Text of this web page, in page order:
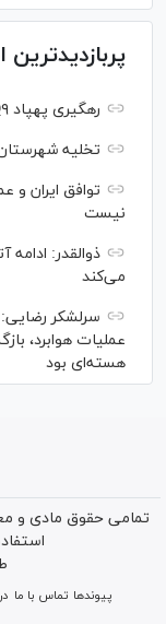
پربازدیدترین
رهگیری پهپاد MQ۹ بر فراز تنگه هرمز
تخلیه
توافق ایران و
نیست
ذوالقدر:
می‌کند
سرلشکر
عملیات هوابرد،
هسته‌ای بود
تمامی حقوق مادی و
پیوندها تماس با ما